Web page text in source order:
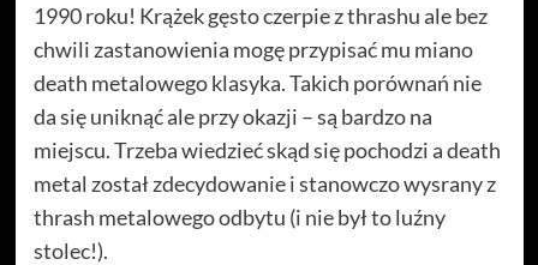
1990 roku! Krążek gęsto czerpie z thrashu ale bez
chwili zastanowienia mogę przypisać mu miano
death metalowego klasyka. Takich porównań nie
da się uniknąć ale przy okazji – są bardzo na
miejscu. Trzeba wiedzieć skąd się pochodzi a death
metal został zdecydowanie i stanowczo wysrany z
thrash metalowego odbytu (i nie był to luźny
stolec!).